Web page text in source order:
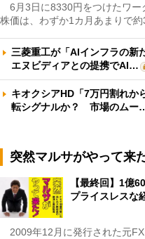
6月3日に8330円をつけたワー
株価は、わずか1カ月あまりで約
三菱重工が「AIインフラの
エヌビディアとの提携でAI…
キオクシアHD「7万円割れか
転シグナルか？ 市場のムー
突然マルサがやって来
【最終回】1億
プライスレスな
2009年12月に発行された元